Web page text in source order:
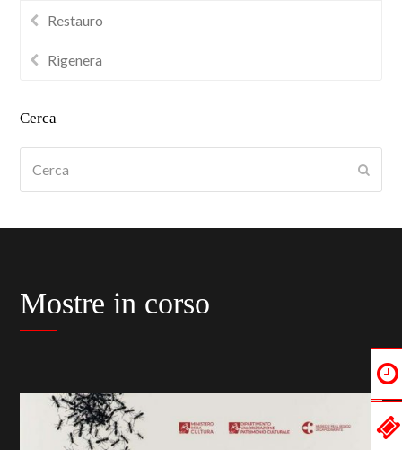
Restauro
Rigenera
Cerca
Mostre in corso